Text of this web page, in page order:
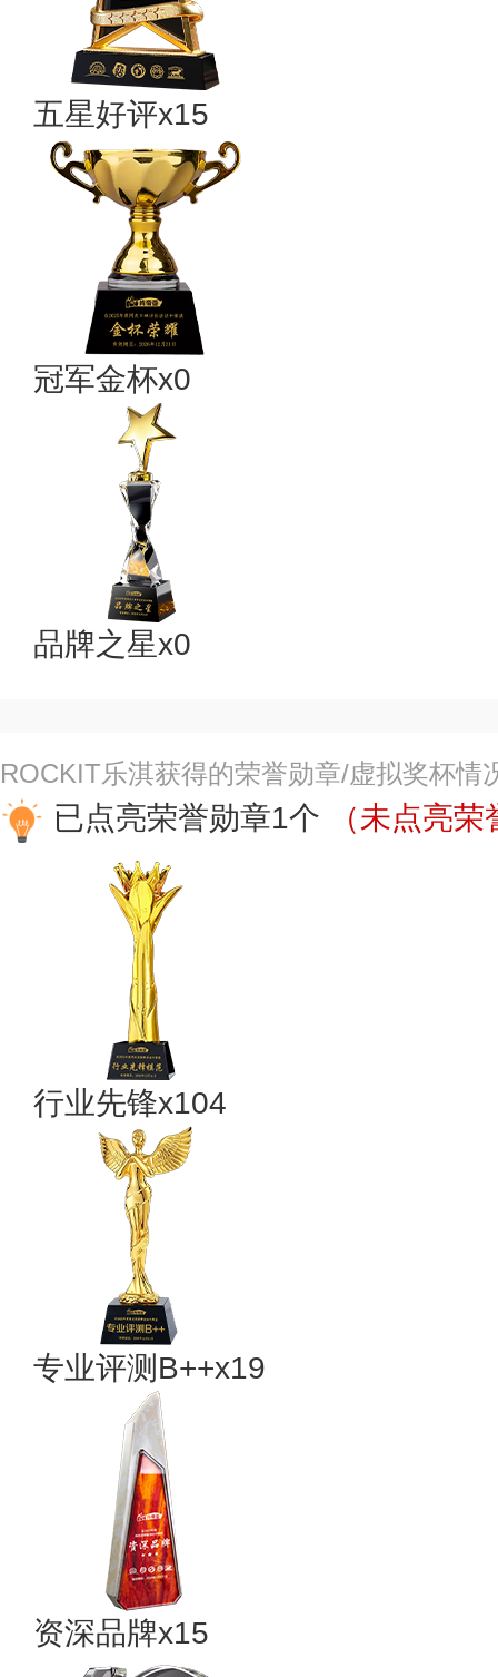
五星好评x15
冠军金杯x0
品牌之星x0
ROCKIT乐淇获得的荣誉勋章/虚拟奖杯情
已点亮荣誉勋章1个 （未点亮
行业先锋x104
专业​评测B++x19
资深品牌x15